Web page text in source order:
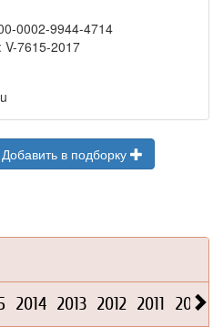
0002-9944-4714
V-7615-2017
Добавить в подборку
2014 2013 2012 2011 2010